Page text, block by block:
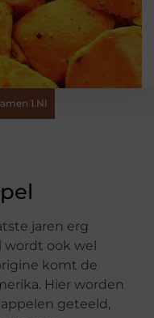
1.nl
jaren erg
wordt ook wel
komt de
Hier worden
geteeld,